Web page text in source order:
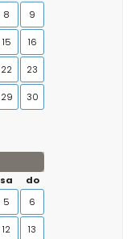
8 9
15 16
22 23
29 30
sa
do
5 6
12 13